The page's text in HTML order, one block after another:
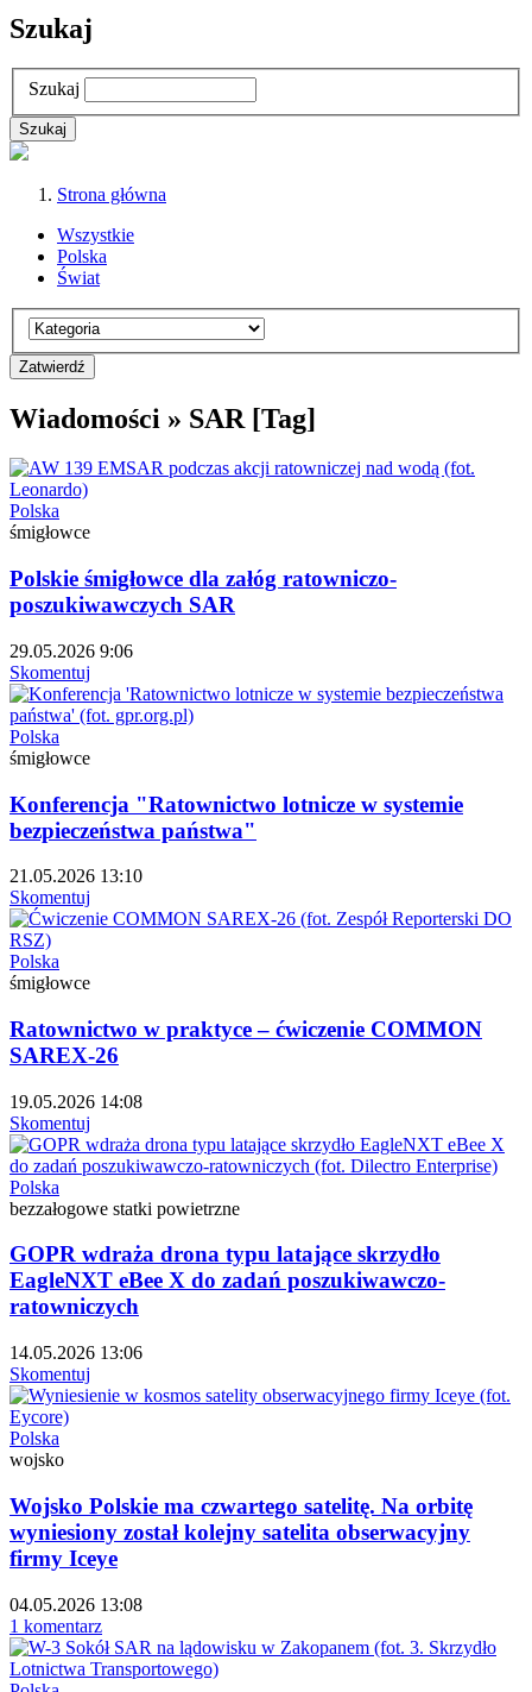
Szukaj
Szukaj
Strona główna
Wszystkie
Polska
Świat
Wiadomości » SAR [Tag]
Polska
śmigłowce
Polskie śmigłowce dla załóg ratowniczo-
poszukiwawczych SAR
29.05.2026 9:06
Skomentuj
Polska
śmigłowce
Konferencja "Ratownictwo lotnicze w systemie
bezpieczeństwa państwa"
21.05.2026 13:10
Skomentuj
Polska
śmigłowce
Ratownictwo w praktyce – ćwiczenie COMMON
SAREX-26
19.05.2026 14:08
Skomentuj
Polska
bezzałogowe statki powietrzne
GOPR wdraża drona typu latające skrzydło
EagleNXT eBee X do zadań poszukiwawczo-
ratowniczych
14.05.2026 13:06
Skomentuj
Polska
wojsko
Wojsko Polskie ma czwartego satelitę. Na orbitę
wyniesiony został kolejny satelita obserwacyjny
firmy Iceye
04.05.2026 13:08
1 komentarz